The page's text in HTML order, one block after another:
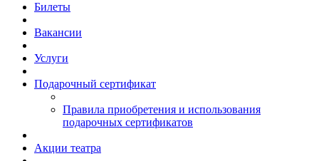
Билеты
Вакансии
Услуги
Подарочный сертификат
Правила приобретения и использования
подарочных сертификатов
Акции театра